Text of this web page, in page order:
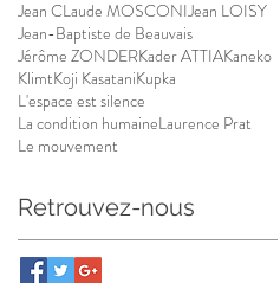
Jean CLaude MOSCONIJean LOISY
Jean-Baptiste de Beauvais
Jérôme ZONDERKader ATTIAKaneko
KlimtKoji KasataniKupka
L'espace est silence
La condition humaineLaurence Prat
Le mouvement
Retrouvez-nous